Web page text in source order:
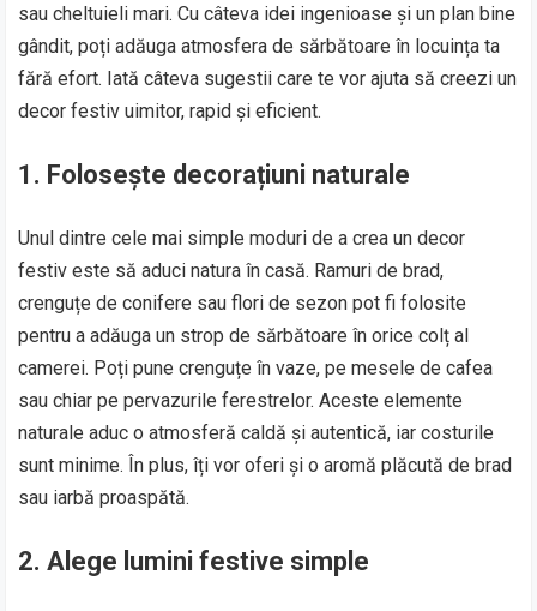
sau cheltuieli mari. Cu câteva idei ingenioase și un plan bine
gândit, poți adăuga atmosfera de sărbătoare în locuința ta
fără efort. Iată câteva sugestii care te vor ajuta să creezi un
decor festiv uimitor, rapid și eficient.
1. Folosește decorațiuni naturale
Unul dintre cele mai simple moduri de a crea un decor
festiv este să aduci natura în casă. Ramuri de brad,
crenguțe de conifere sau flori de sezon pot fi folosite
pentru a adăuga un strop de sărbătoare în orice colț al
camerei. Poți pune crenguțe în vaze, pe mesele de cafea
sau chiar pe pervazurile ferestrelor. Aceste elemente
naturale aduc o atmosferă caldă și autentică, iar costurile
sunt minime. În plus, îți vor oferi și o aromă plăcută de brad
sau iarbă proaspătă.
2. Alege lumini festive simple